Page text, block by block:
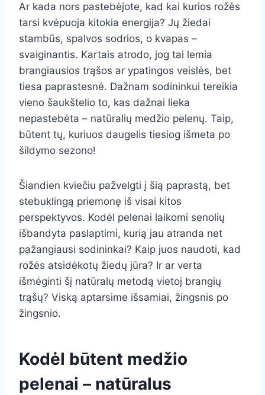
Ar kada nors pastebėjote, kad kai kurios rožės
tarsi kvėpuoja kitokia energija? Jų žiedai
stambūs, spalvos sodrios, o kvapas –
svaiginantis. Kartais atrodo, jog tai lemia
brangiausios trąšos ar ypatingos veislės, bet
tiesa paprastesnė. Dažnam sodininkui tereikia
vieno šaukštelio to, kas dažnai lieka
nepastebėta – natūralių medžio pelenų. Taip,
būtent tų, kuriuos daugelis tiesiog išmeta po
šildymo sezono!
Šiandien kviečiu pažvelgti į šią paprastą, bet
stebuklingą priemonę iš visai kitos
perspektyvos. Kodėl pelenai laikomi senolių
išbandyta paslaptimi, kurią jau atranda net
pažangiausi sodininkai? Kaip juos naudoti, kad
rožės atsidėkotų žiedų jūra? Ir ar verta
išmėginti šį natūralų metodą vietoj brangių
trąšų? Viską aptarsime išsamiai, žingsnis po
žingsnio.
Kodėl būtent medžio
pelenai – natūralus